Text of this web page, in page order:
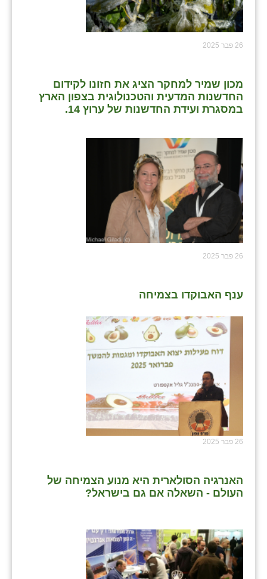
26 פבר 2025
מכון שמיר למחקר הציג את חזונו לקידום
החדשנות המדעית והטכנולוגית בצפון הארץ
במסגרת ועידת החדשנות של ערוץ 14.
26 פבר 2025
ענף האבוקדו בצמיחה
26 פבר 2025
האנרגיה הסולארית היא מנוע הצמיחה של
העולם - השאלה אם גם בישראל?